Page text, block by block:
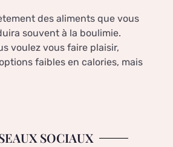
des aliments que vous
souvent à la boulimie.
voulez vous faire plaisir,
faibles en calories, mais
SOCIAUX